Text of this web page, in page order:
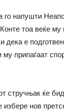
го напушти
тоа веќе му
дека е
припаѓаат
стручњак ќе
избере нов